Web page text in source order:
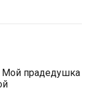
Мой прадедушка